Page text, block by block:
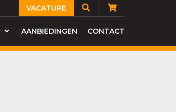
VACATURE
AANBIEDINGEN CONTACT